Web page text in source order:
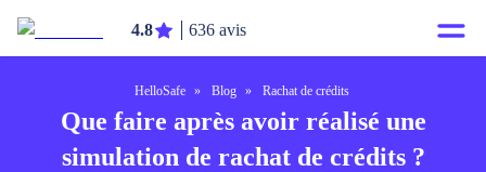
4.8 636 avis
HelloSafe » Blog » Rachat de crédits
Que faire après avoir réalisé une
simulation de rachat de crédits ?